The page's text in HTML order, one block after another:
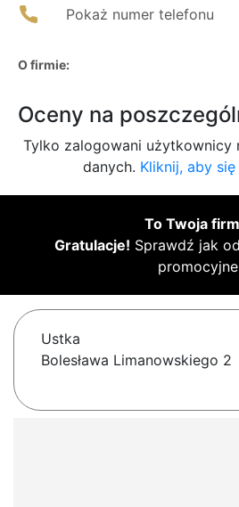
Pokaż numer telefonu
O firmie:
Oceny na
Tylko zalogowani użytkownicy
danych. Kliknij, aby
To Twoja
Gratulacje! Sprawdź jak
Ustka
Bolesława Limanowskiego 2